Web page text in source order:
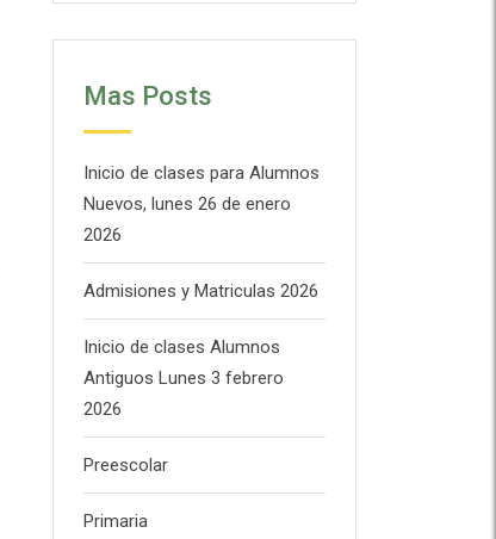
Mas Posts
Inicio de clases para Alumnos
Nuevos, lunes 26 de enero
2026
Admisiones y Matriculas 2026
Inicio de clases Alumnos
Antiguos Lunes 3 febrero
2026
Preescolar
Primaria